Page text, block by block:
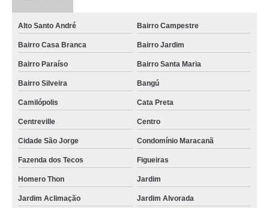
Alto Santo André Bairro Campestre
Bairro Casa Branca Bairro Jardim
Bairro Paraíso Bairro Santa Maria
Bairro Silveira Bangú
Camilópolis Cata Preta
Centreville Centro
Cidade São Jorge Condomínio Maracanã
Fazenda dos Tecos Figueiras
Homero Thon Jardim
Jardim Aclimação Jardim Alvorada